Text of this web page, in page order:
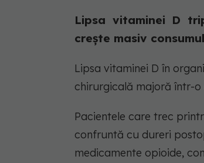
Lipsa vitaminei D
crește masiv
Lipsa vitaminei D în
chirurgicală majoră într-
Pacientele care trec
confruntă cu dureri
medicamente opioide,